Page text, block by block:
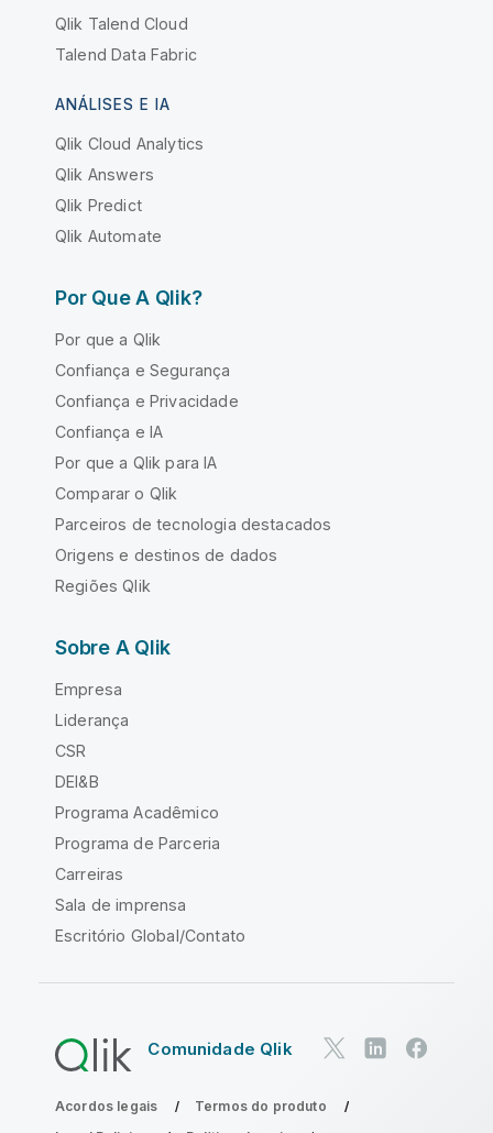
Qlik Talend Cloud
Talend Data Fabric
ANÁLISES E IA
Qlik Cloud Analytics
Qlik Answers
Qlik Predict
Qlik Automate
Por Que A Qlik?
Por que a Qlik
Confiança e Segurança
Confiança e Privacidade
Confiança e IA
Por que a Qlik para IA
Comparar o Qlik
Parceiros de tecnologia destacados
Origens e destinos de dados
Regiões Qlik
Sobre A Qlik
Empresa
Liderança
CSR
DEI&B
Programa Acadêmico
Programa de Parceria
Carreiras
Sala de imprensa
Escritório Global/Contato
Comunidade Qlik
Acordos legais
Termos do produto